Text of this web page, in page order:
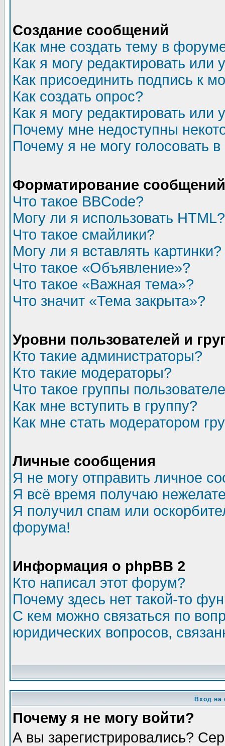
Создание сообщений
Как мне создать тему в
Как я могу редактировать или
Как присоединить подпись к
Как создать опрос?
Как я могу редактировать или
Почему мне недоступны
Почему я не могу голосовать
Форматирование
Что такое BBCode?
Могу ли я использовать HTML?
Что такое смайлики?
Могу ли я вставлять картинки?
Что такое «Объявление»?
Что такое «Важная тема»?
Что значит «Тема закрыта»?
Уровни пользователей и
Кто такие администраторы?
Кто такие модераторы?
Что такое группы
Как мне вступить в группу?
Как мне стать модератором
Личные сообщения
Я не могу отправить личное
Я всё время получаю
Я получил спам или
форума!
Информация о phpBB 2
Кто написал этот форум?
Почему здесь нет такой-то
С кем можно связаться по
юридических вопросов,
Вход на
Почему я не могу войти?
А вы зарегистрировались?